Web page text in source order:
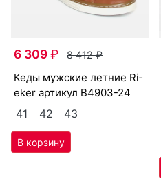
6 309₽ 8 412₽
ке­ды мужс­кие лет­ние Ri­
eker артикул B4903-24
41 42 43